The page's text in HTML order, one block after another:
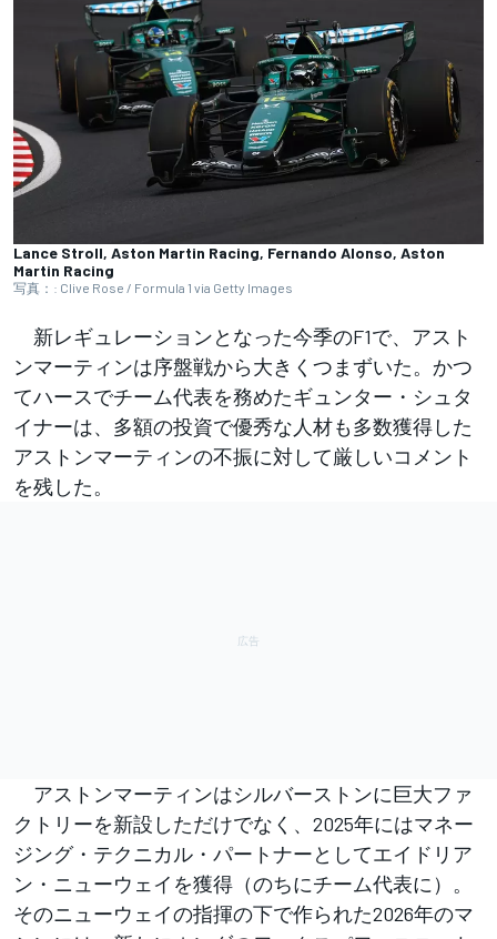
Lance Stroll, Aston Martin Racing, Fernando Alonso, Aston
Martin Racing
写真：: Clive Rose / Formula 1 via Getty Images
新レギュレーションとなった今季のF1で、アスト
ンマーティンは序盤戦から大きくつまずいた。かつ
てハースでチーム代表を務めたギュンター・シュタ
イナーは、多額の投資で優秀な人材も多数獲得した
アストンマーティンの不振に対して厳しいコメント
を残した。
アストンマーティンはシルバーストンに巨大ファ
クトリーを新設しただけでなく、2025年にはマネー
ジング・テクニカル・パートナーとしてエイドリア
ン・ニューウェイを獲得（のちにチーム代表に）。
そのニューウェイの指揮の下で作られた2026年のマ